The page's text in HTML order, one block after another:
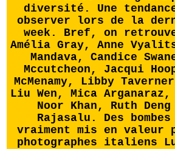
diversité. Une
observer lors de la
week. Bref, on
Amélia Gray, Anne
Mandava, Candice
Mccutcheon, Jacqui
McMenamy, Libby
Liu Wen, Mica
Noor Khan, Ruth
Rajasalu. Des
vraiment mis en valeur
photographes italiens